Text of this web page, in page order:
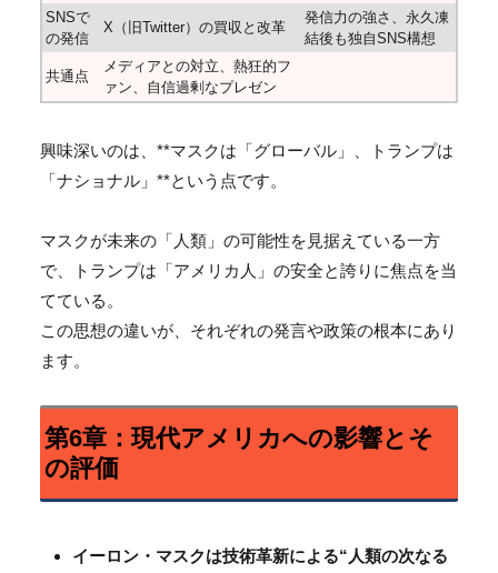
SNSで
の発信
X（旧Twitter）の買収と改革
発信力の強さ、永久凍
結後も独自SNS構想
共通点
メディアとの対立、熱狂的フ
ァン、自信過剰なプレゼン
興味深いのは、**マスクは「グローバル」、トランプは
「ナショナル」**という点です。
マスクが未来の「人類」の可能性を見据えている一方
で、トランプは「アメリカ人」の安全と誇りに焦点を当
てている。
この思想の違いが、それぞれの発言や政策の根本にあり
ます。
第6章：現代アメリカへの影響とそ
の評価
イーロン・マスクは技術革新による“人類の次なる